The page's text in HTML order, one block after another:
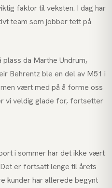
faktor til veksten. I dag har
team som jobber tett på
da Marthe Undrum,
Behrentz ble en del av M51 i
vært med på å forme oss
vi veldig glade for, fortsetter
i sommer har det ikke vært
er fortsatt lenge til årets
kunder har allerede begynt